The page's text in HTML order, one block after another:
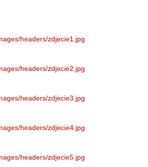
headers/zdjecie1.jpg
headers/zdjecie2.jpg
headers/zdjecie3.jpg
headers/zdjecie4.jpg
headers/zdjecie5.jpg